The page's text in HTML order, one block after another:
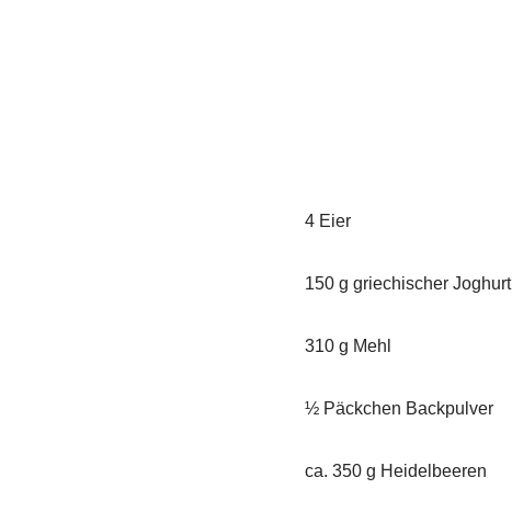
4 Eier
150 g griechischer Joghurt
310 g Mehl
½ Päckchen Backpulver
ca. 350 g Heidelbeeren